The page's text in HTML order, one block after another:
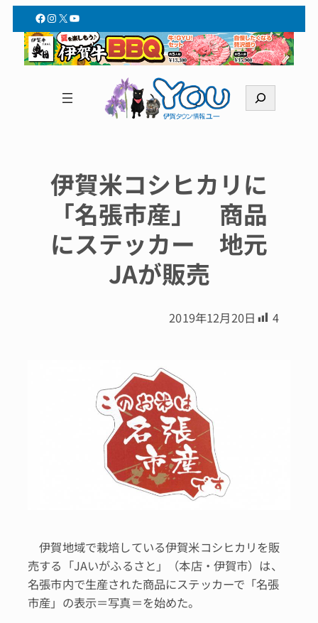
Facebook
Instagram
X YouTube
索
伊賀米コシヒカリに
「名張市産」 商品
にステッカー 地元
JAが販売
2019年12月20日 4
伊賀地域で栽培している伊賀米コシヒカリを販
売する「JAいがふるさと」（本店・伊賀市）は、
名張市内で生産された商品にステッカーで「名張
市産」の表示＝写真＝を始めた。